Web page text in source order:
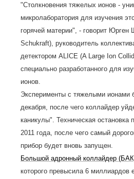
"Столкновения тяжелых ионов -
микролаборатория для изучения
горячей материи", - говорит Юрген
Schukraft), руководитель
детектором ALICE (A Large Ion
специально разработанного для
ионов.
Эксперименты с тяжелыми ионами
декабря, после чего коллайдер
каникулы". Техническая
2011 года, после чего самый
прибор будет вновь запущен.
Большой адронный коллайдер
которого превысила 6